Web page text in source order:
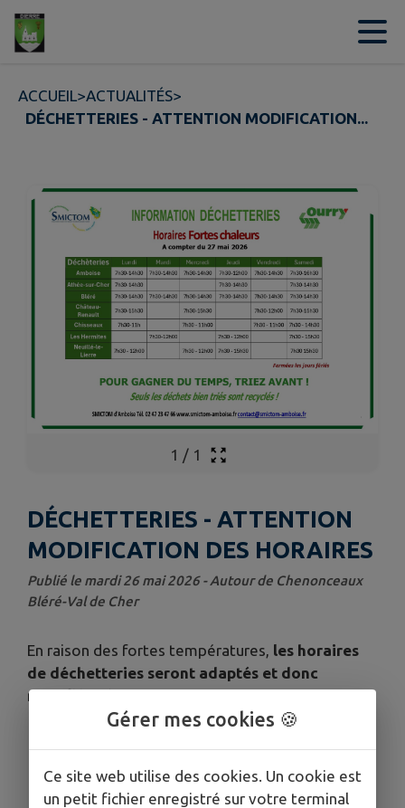
Contenu
ACCUEIL>ACTUALITÉS>
DÉCHETTERIES - ATTENTION MODIFICATION...
1 / 1
DÉCHETTERIES - ATTENTION
MODIFICATION DES HORAIRES
Publié le mardi 26 mai 2026 - Autour de Chenonceaux
Bléré-Val de Cher
En raison des fortes températures, les horaires
de déchetteries seront adaptés et donc
modifiés dès ce mercredi 27 mai 2026.
Gérer mes cookies 🍪
Ce site web utilise des cookies. Un cookie est
un petit fichier enregistré sur votre terminal